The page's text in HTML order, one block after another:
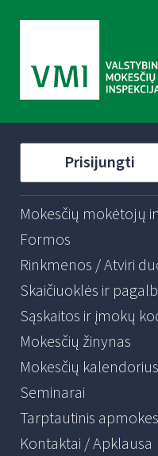
Prisijungti
Mokesčių mokėtojų
Formos
Rinkmenos / Atviri
Skaičiuoklės ir
Sąskaitos ir įmokų
Mokesčių žinynas
Mokesčių kalendorius
Seminarai
Tarptautinis
Kontaktai / Apklausa